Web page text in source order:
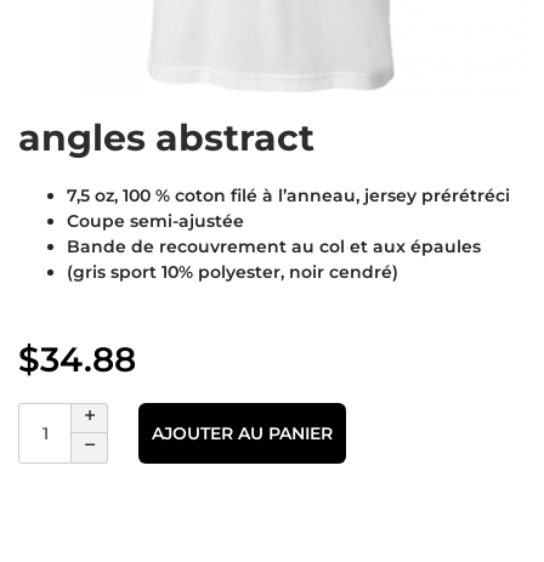
angles abstract
7,5 oz, 100 % coton filé à l’anneau, jersey prérétréci
Coupe semi-ajustée
Bande de recouvrement au col et aux épaules
(gris sport 10% polyester, noir cendré)
$34.88
AJOUTER AU PANIER